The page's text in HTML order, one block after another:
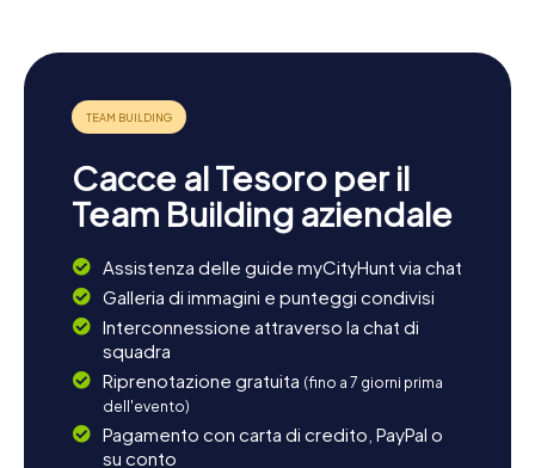
Cacce al Tesoro per il
Team Building aziendale
Assistenza delle guide myCityHunt via chat
Galleria di immagini e punteggi condivisi
Interconnessione attraverso la chat di
squadra
Riprenotazione gratuita (fino a 7 giorni prima
dell'evento)
Pagamento con carta di credito, PayPal o
su conto